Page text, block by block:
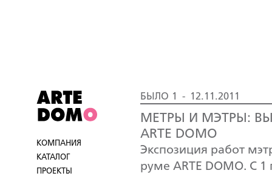
КОМПАНИЯ
КАТАЛОГ
ПРОЕКТЫ
БЫЛО 1 - 12.11.2011
МЕТРЫ И МЭТРЫ:
ARTE DOMO
Экспозиция работ
руме ARTE DOMO. С